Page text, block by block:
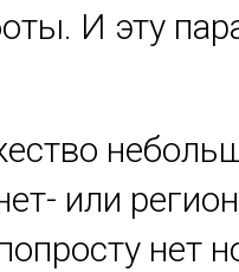
И эту
или
нет